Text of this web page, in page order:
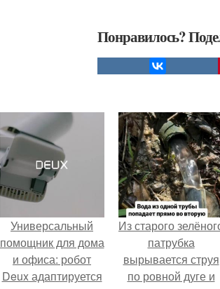
Понравилось?
Универсальный
помощник для дома
и офиса: робот
Deux адаптируется
Из старого
патрубка
вырывается струя
по ровной дуге и